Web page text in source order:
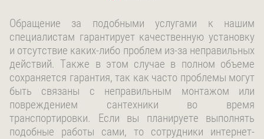
Обращение за подобными услугами к нашим
специалистам гарантирует качественную установку
и отсутствие каких-либо проблем из-за неправильных
действий. Также в этом случае в полном объеме
сохраняется гарантия, так как часто проблемы могут
быть связаны с неправильным монтажом или
повреждением сантехники во время
транспортировки. Если вы планируете выполнять
подобные работы сами, то сотрудники интернет-